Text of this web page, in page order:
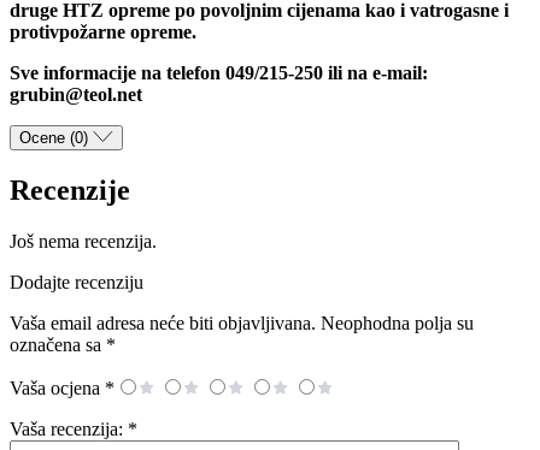
druge HTZ opreme po povoljnim cijenama kao i vatrogasne i
protivpožarne opreme.
Sve informacije na telefon 049/215-250 ili na e-mail:
grubin@teol.net
Ocene (0)
Recenzije
Još nema recenzija.
Dodajte recenziju
Vaša email adresa neće biti objavljivana. Neophodna polja su
označena sa *
Vaša ocjena *
Vaša recenzija: *